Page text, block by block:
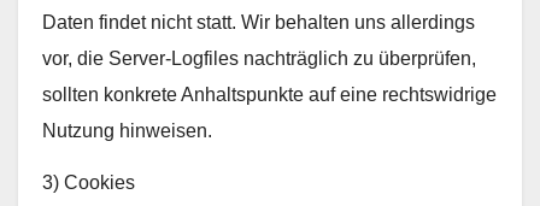
Daten findet nicht statt. Wir behalten uns allerdings
vor, die Server-Logfiles nachträglich zu überprüfen,
sollten konkrete Anhaltspunkte auf eine rechtswidrige
Nutzung hinweisen.
3) Cookies